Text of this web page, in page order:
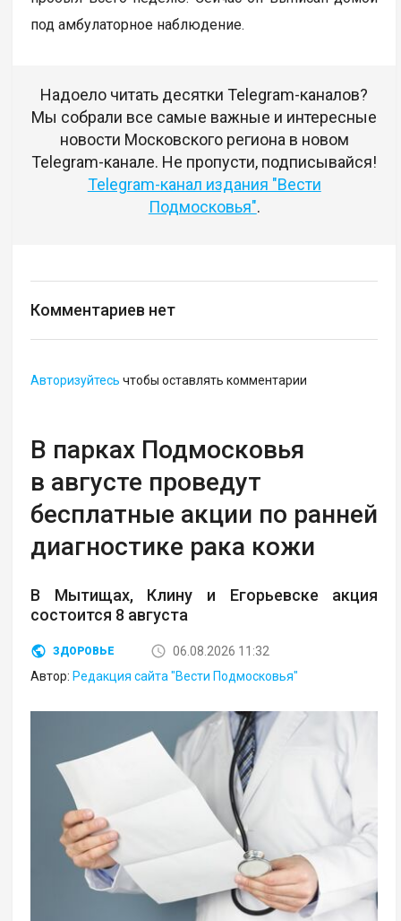
под амбулаторное наблюдение.
Надоело читать десятки Telegram-каналов?
Мы собрали все самые важные и интересные
новости Московского региона в новом
Telegram-канале. Не пропусти, подписывайся!
Telegram-канал издания "Вести
Подмосковья".
Комментариев нет
Авторизуйтесь чтобы оставлять комментарии
В парках Подмосковья
в августе проведут
бесплатные акции по ранней
диагностике рака кожи
В Мытищах, Клину и Егорьевске акция
состоится 8 августа
ЗДОРОВЬЕ
06.08.2026 11:32
Автор: Редакция сайта "Вести Подмосковья"